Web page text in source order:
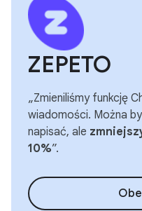
ZEPETO
„Zmieniliśmy funkcję
wiadomości. Można
napisać, ale
10%”.